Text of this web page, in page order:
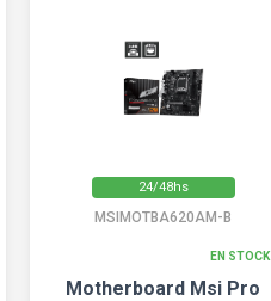
24/48hs
MSIMOTBA620AM-B
EN STOCK
Motherboard Msi Pro